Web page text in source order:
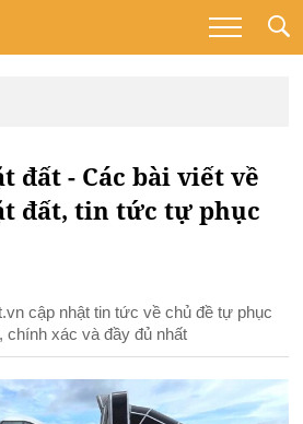
đất - Các bài viết về
đất, tin tức tự phục
cập nhật tin tức về chủ đề tự phục
chính xác và đầy đủ nhất